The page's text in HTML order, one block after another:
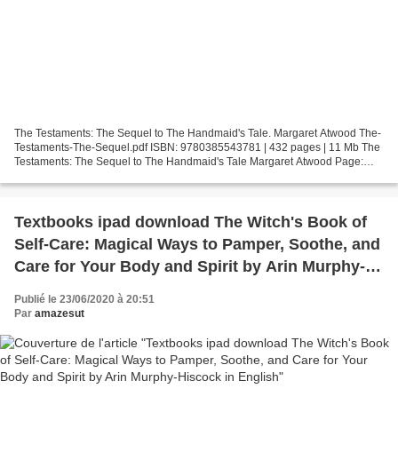
The Testaments: The Sequel to The Handmaid's Tale. Margaret Atwood The-
Testaments-The-Sequel.pdf ISBN: 9780385543781 | 432 pages | 11 Mb The
Testaments: The Sequel to The Handmaid's Tale Margaret Atwood Page:
Textbooks ipad download The Witch's Book of
Self-Care: Magical Ways to Pamper, Soothe, and
Care for Your Body and Spirit by Arin Murphy-
Publié le 23/06/2020 à 20:51
Par amazesut